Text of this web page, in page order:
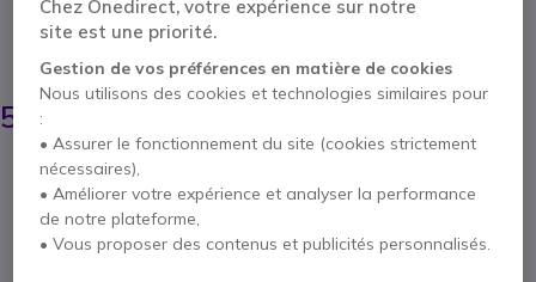
un son clair et précis lors de vos événements
ÉCONOMISEZ 15,00 €
69,95 €
54,95 €
Qté
AJOUTER AU PANIER
DEVIS EN 4 HEURES
Chez Onedirect, votre expérience sur notre
site est une priorité.
Gestion de vos préférences en matière de cookies
Nous utilisons des cookies et technologies similaires pour
:
• Assurer le fonctionnement du site (cookies strictement
nécessaires),
• Améliorer votre expérience et analyser la performance
de notre plateforme,
• Vous proposer des contenus et publicités personnalisés.